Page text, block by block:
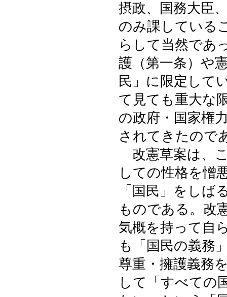
摂政、国務大臣
のみ課している
らして当然であ
護（第一条）や
民」に限定して
て見ても重大な
の政府・国家権
されてきたので
改憲草案は、
しての性格を憎
「国民」をし
ものである。改
気概を持って自
も「国民の義務
尊重・擁護義務
して「すべての